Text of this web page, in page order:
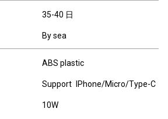
35-40 日
By sea
ABS plastic
Support IPhone/Micro/Type-C
10W